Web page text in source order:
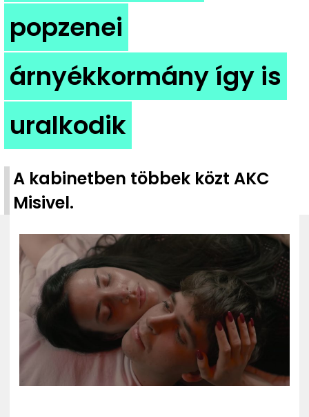
KULT
UTCA
ZENE
MÉDIAAJÁNLAT
IMPRESSZUM
PR-ARCHÍVUM
popzenei
árnyékkormány így is
uralkodik
A kabinetben többek közt AKC
Misivel.